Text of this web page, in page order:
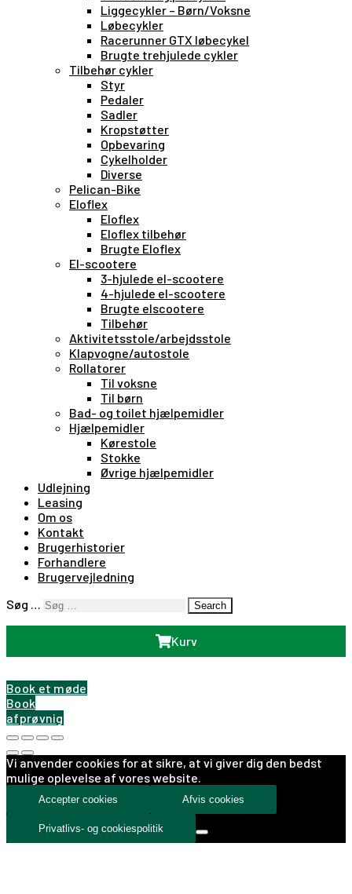
Liggecykler – Børn/Voksne
Løbecykler
Racerunner GTX løbecykel
Brugte trehjulede cykler
Tilbehør cykler
Styr
Pedaler
Sadler
Kropstøtter
Opbevaring
Cykelholder
Diverse
Pelican-Bike
Eloflex
Eloflex
Eloflex tilbehør
Brugte Eloflex
El-scootere
3-hjulede el-scootere
4-hjulede el-scootere
Brugte elscootere
Tilbehør
Aktivitetsstole/arbejdsstole
Klapvogne/autostole
Rollatorer
Til voksne
Til børn
Bad- og toilet hjælpemidler
Hjælpemidler
Kørestole
Stokke
Øvrige hjælpemidler
Udlejning
Leasing
Om os
Kontakt
Brugerhistorier
Forhandlere
Brugervejledning
Søg …
Search
Kurv
Book et møde
Book
afprøvnig
Vi anvender cookies for at sikre, at vi giver dig den bedst
mulige oplevelse af vores website.
Accepter cookies Afvis cookies
Privatlivs- og cookiespolitik